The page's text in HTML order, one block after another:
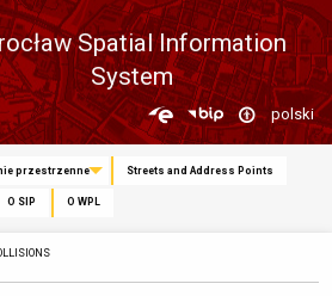
Spatial Information
System
Zmień
język
polski
przestrzenne Streets and Address Points
O SIP O WPL